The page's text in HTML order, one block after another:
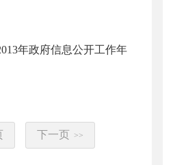
年政府信息公开工作年
下一页 >>